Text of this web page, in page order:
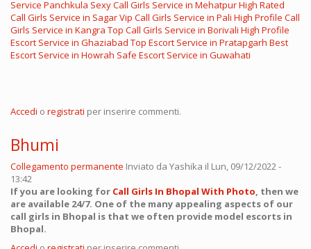
Service Panchkula Sexy Call Girls Service in MehatpurHigh Rated
Call Girls Service in SagarVip Call Girls Service in Pali High Profile Call
Girls Service in Kangra Top Call Girls Service in Borivali High Profile
Escort Service in Ghaziabad Top Escort Service in Pratapgarh Best
Escort Service in Howrah Safe Escort Service in Guwahati
Accedi o registrati per inserire commenti.
Bhumi
Collegamento permanente Inviato da Yashika il Lun, 09/12/2022 -
13:42
If you are looking for Call Girls In Bhopal With Photo, then we
are available 24/7. One of the many appealing aspects of our
call girls in Bhopal is that we often provide model escorts in
Bhopal.